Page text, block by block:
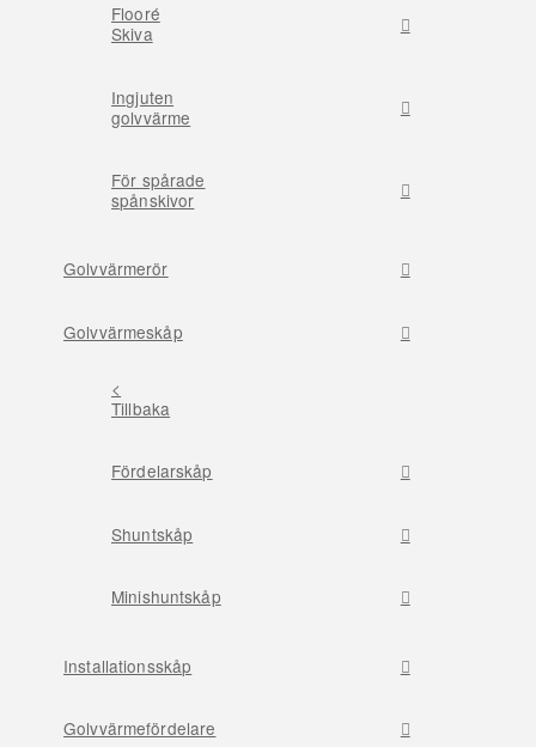
Flooré
Skiva
Ingjuten
golvvärme
För spårade
spånskivor
Golvvärmerör
Golvvärmeskåp
<
Tillbaka
Fördelarskåp
Shuntskåp
Minishuntskåp
Installationsskåp
Golvvärmefördelare